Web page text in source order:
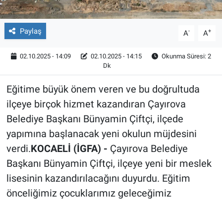
Paylaş A- A+
02.10.2025 - 14:09 02.10.2025 - 14:15
Okunma Süresi: 2
Dk
Eğitime büyük önem veren ve bu doğrultuda
ilçeye birçok hizmet kazandıran Çayırova
Belediye Başkanı Bünyamin Çiftçi, ilçede
yapımına başlanacak yeni okulun müjdesini
verdi.KOCAELİ (İGFA) - Çayırova Belediye
Başkanı Bünyamin Çiftçi, ilçeye yeni bir meslek
lisesinin kazandırılacağını duyurdu. Eğitim
önceliğimiz çocuklarımız geleceğimiz